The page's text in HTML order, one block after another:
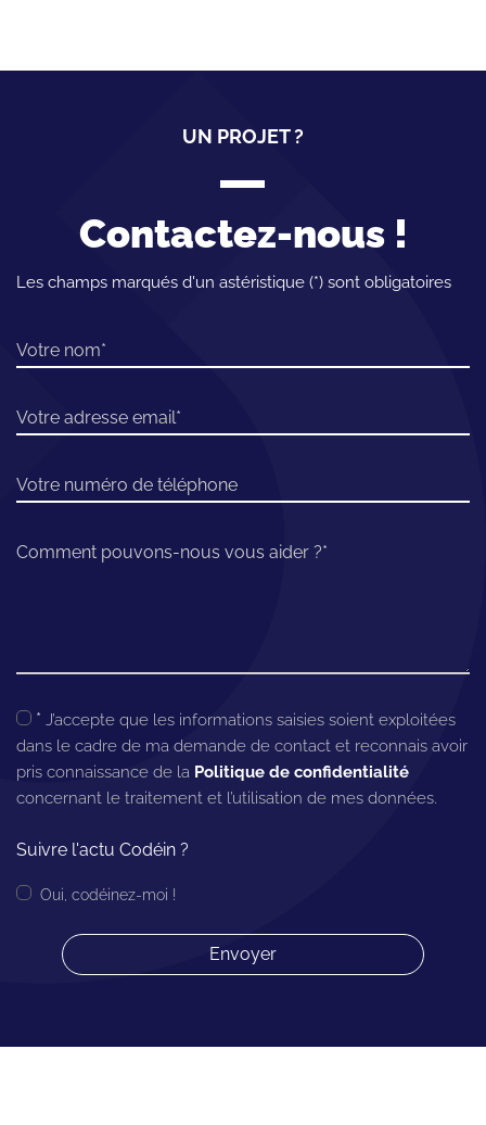
UN PROJET ?
Contactez-nous !
Les champs marqués d'un astéristique (*) sont obligatoires
Votre nom
Votre adresse email
Votre numéro de téléphone
Comment pouvons-nous vous aider ?
* J’accepte que les informations saisies soient exploitées
dans le cadre de ma demande de contact et reconnais avoir
pris connaissance de la Politique de confidentialité
concernant le traitement et l’utilisation de mes données.
Suivre l'actu Codéin ?
Oui, codéinez-moi !